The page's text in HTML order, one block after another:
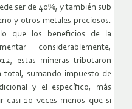
ser de 40%, y también sub
y otros metales preciosos.
que los beneficios de la
considerablemente,
estas mineras tributaron
total, sumando impuesto de
y el específico, más
casi 10 veces menos que si